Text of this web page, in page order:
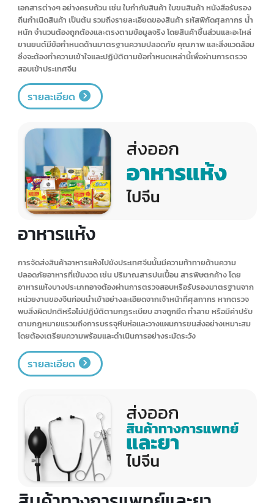
การจัดส่งสินค้าอาหารไปยังประเทศจีนมีความท้าทายและซับซ้อนที่แตกต่าง
จากสินค้าประเภทอื่น โดยต้องมีใบรับรองมาตรฐานอาหาร ใบอนุญาตนำเข้า
อาหาร และเอกสารกำกับการขนส่งจากหน่วยงานที่เกี่ยวข้อง ข้อมูลบนฉลาก
ต้องสอดคล้องกับกฎระเบียบของจีน เช่น ส่วนประกอบ วันหมดอายุ คำเตือน
เป็นต้น อีกทั้งจีนมีกฎระเบียบด้านความปลอดภัยอาหารที่เข้มงวด เช่น
ปริมาณสารปนเปื้อน สารพิษตกค้าง โดยอาจต้องมีการตรวจสอบและรับรอง
มาตรฐานจากหน่วยงานของจีนก่อนนำเข้า ซึ่งหากตรวจพบสิ่งผิดปกติอาจ
ถูกยึดหรือทำลาย และมีค่าปรับตามกฎหมาย
รายละเอียด
ชิ้นส่วนและอะไหล่ยานยนต์
การจัดส่งสินค้าชิ้นส่วนและอะไหล่ยานยนต์ไปยังประเทศจีน ต้องจัดเตรียม
เอกสารต่างๆ อย่างครบถ้วน เช่น ใบกำกับสินค้า ใบขนสินค้า หนังสือรับรอง
ถิ่นกำเนิดสินค้า เป็นต้น รวมถึงรายละเอียดของสินค้า รหัสพิกัดศุลกากร น้ำ
หนัก จำนวนต้องถูกต้องและตรงตามข้อมูลจริง โดยสินค้าชิ้นส่วนและอะไหล่
ยานยนต์มีข้อกำหนดด้านมาตรฐานความปลอดภัย คุณภาพ และสิ่งแวดล้อม
ซึ่งจะต้องทำความเข้าใจและปฏิบัติตามข้อกำหนดเหล่านี้เพื่อผ่านการตรวจ
สอบเข้าประเทศจีน